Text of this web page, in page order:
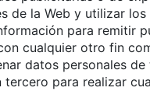
de la Web y utilizar los
para remitir
cualquier otro fin
datos personales de
tercero para realizar